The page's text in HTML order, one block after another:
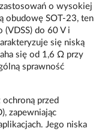
o wysokiej
obudowę SOT-23, ten
(VDSS) do 60 V i
się niską
się od 1,6 Ω przy
sprawność
przed
zapewniając
Jego niska